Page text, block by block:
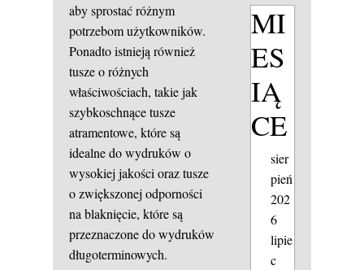
aby sprostać różnym
potrzebom użytkowników.
Ponadto istnieją również
tusze o różnych
właściwościach, takie jak
szybkoschnące tusze
atramentowe, które są
idealne do wydruków o
wysokiej jakości oraz tusze
o zwiększonej odporności
na blaknięcie, które są
przeznaczone do wydruków
długoterminowych.
MI
ES
IĄ
CE
sier
pień
202
6
lipie
c